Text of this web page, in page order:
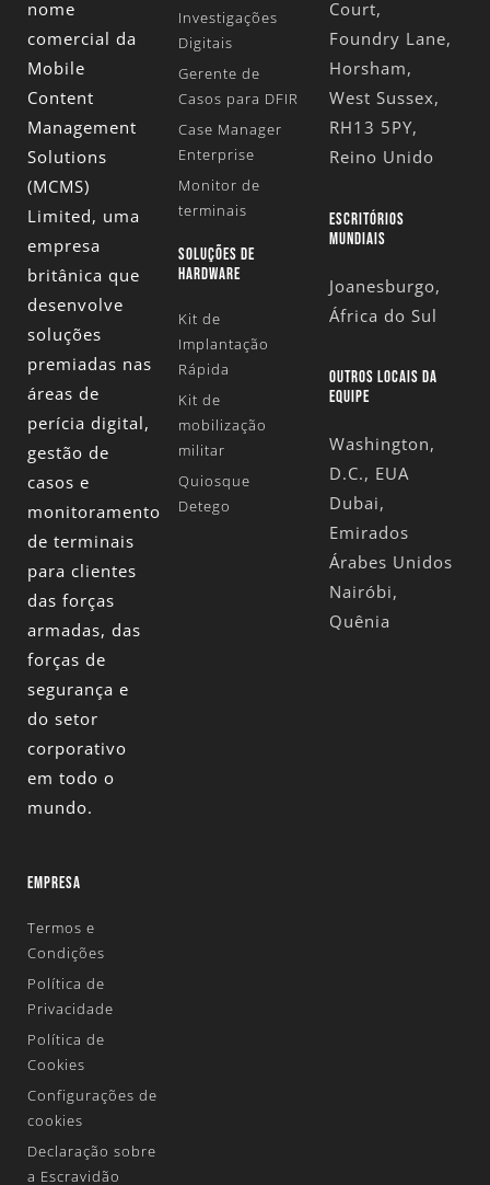
nome
comercial da
Mobile
Content
Management
Solutions
(MCMS)
Limited, uma
empresa
britânica que
desenvolve
soluções
premiadas nas
áreas de
perícia digital,
gestão de
casos e
monitoramento
de terminais
para clientes
das forças
armadas, das
forças de
segurança e
do setor
corporativo
em todo o
mundo.
Investigações
Digitais
Gerente de
Casos para DFIR
Case Manager
Enterprise
Monitor de
terminais
SOLUÇÕES DE
HARDWARE
Kit de
Implantação
Rápida
Kit de
mobilização
militar
Quiosque
Detego
Court,
Foundry Lane,
Horsham,
West Sussex,
RH13 5PY,
Reino Unido
ESCRITÓRIOS
MUNDIAIS
Joanesburgo,
África do Sul
OUTROS LOCAIS DA
EQUIPE
Washington,
D.C., EUA
Dubai,
Emirados
Árabes Unidos
Nairóbi,
Quênia
EMPRESA
Termos e
Condições
Política de
Privacidade
Política de
Cookies
Configurações de
cookies
Declaração sobre
a Escravidão